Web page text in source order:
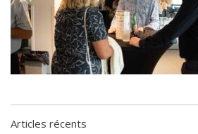
de solidarité
Futurpreneur
Toile
Beauce
Articles récents